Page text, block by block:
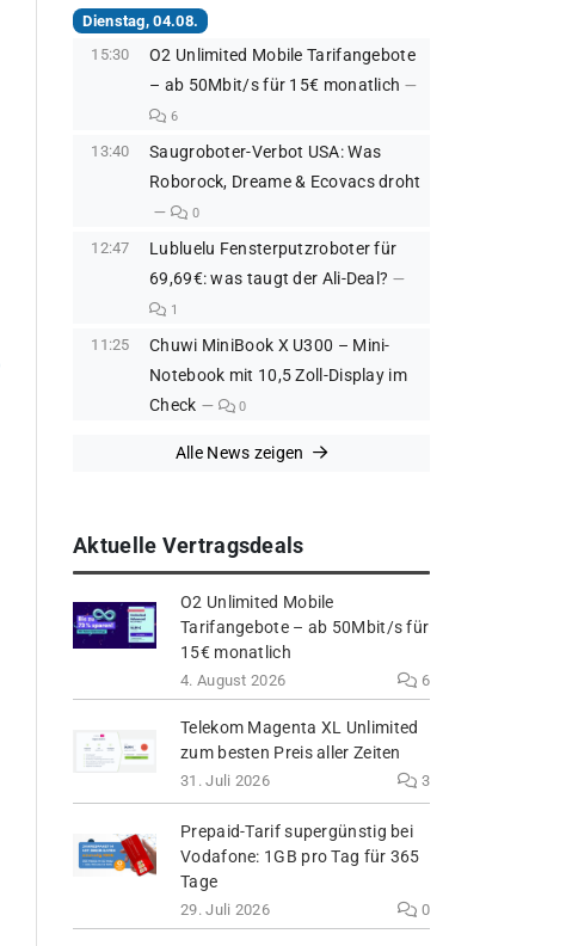
Dienstag, 04.08.
15:30
O2 Unlimited Mobile Tarifangebote
– ab 50Mbit/s für 15€ monatlich
6
13:40
Saugroboter-Verbot USA: Was
Roborock, Dreame & Ecovacs droht
0
12:47
Lubluelu Fensterputzroboter für
69,69€: was taugt der Ali-Deal?
1
11:25
Chuwi MiniBook X U300 – Mini-
Notebook mit 10,5 Zoll-Display im
Check
0
Alle News zeigen
Aktuelle Vertragsdeals
O2 Unlimited Mobile
Tarifangebote – ab 50Mbit/s für
15€ monatlich
4. August 2026 6
Telekom Magenta XL Unlimited
zum besten Preis aller Zeiten
31. Juli 2026 3
Prepaid-Tarif supergünstig bei
Vodafone: 1GB pro Tag für 365
Tage
29. Juli 2026 0